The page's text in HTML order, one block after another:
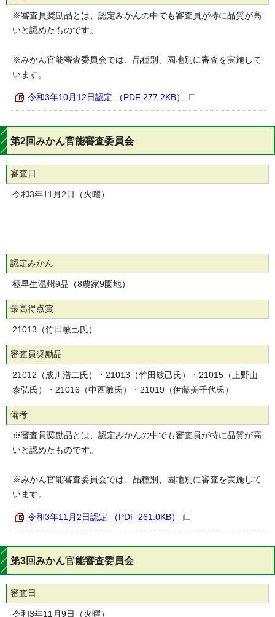
※審査員奨励品とは、認定みかんの中でも審査員が特に品質が高
いと認めたものです。
※みかん官能審査委員会では、品種別、園地別に審査を実施して
います。
令和3年10月12日認定 （PDF 277.2KB）
第2回みかん官能審査委員会
審査日
令和3年11月2日（火曜）
認定みかん
極早生温州9品（8農家9園地）
最高得点賞
21013（竹田敏己氏）
審査員奨励品
21012（成川浩二氏）・21013（竹田敏己氏）・21015（上野山
泰弘氏）・21016（中西敏氏）・21019（伊藤美千代氏）
備考
※審査員奨励品とは、認定みかんの中でも審査員が特に品質が高
いと認めたものです。
※みかん官能審査委員会では、品種別、園地別に審査を実施して
います。
令和3年11月2日認定 （PDF 261.0KB）
第3回みかん官能審査委員会
審査日
令和3年11月9日（火曜）